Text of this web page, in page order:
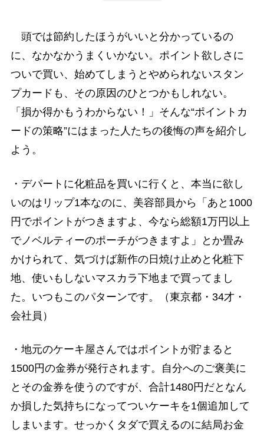
頭では節約したほうがいいと分かっているの
に、なかなかうまくいかない。ポイント欲しさに
ついで買い、始めてしまうとやめられないスタン
プカードも、その原因のひとつかもしれない。
「損か得かもうわからない！」そんな“ポイントカ
ードの策略”にはまった人たちの後悔の声を紹介し
よう。
・デパートに化粧品を買いに行くと、本当に欲し
いのはリップ1本なのに、美容部員から「あと1000
円でポイントがつきますよ、今なら総額1万円以上
でノベルティーのポーチがつきますよ」とか畳み
かけられて、気づけば新作の日焼け止めと化粧下
地、使いもしないマスカラ下地まで買ってまし
た。いつもこのパターンです。（東京都・34才・
会社員）
・地元のケーキ屋さんではポイントが貯まると
1500円の金券が発行されます。自分へのご褒美に
とその金券を使うのですが、合計1480円だとなん
か損した気持ちになってついケーキを1個追加して
しまいます。せっかくタダで買えるのに結局お金